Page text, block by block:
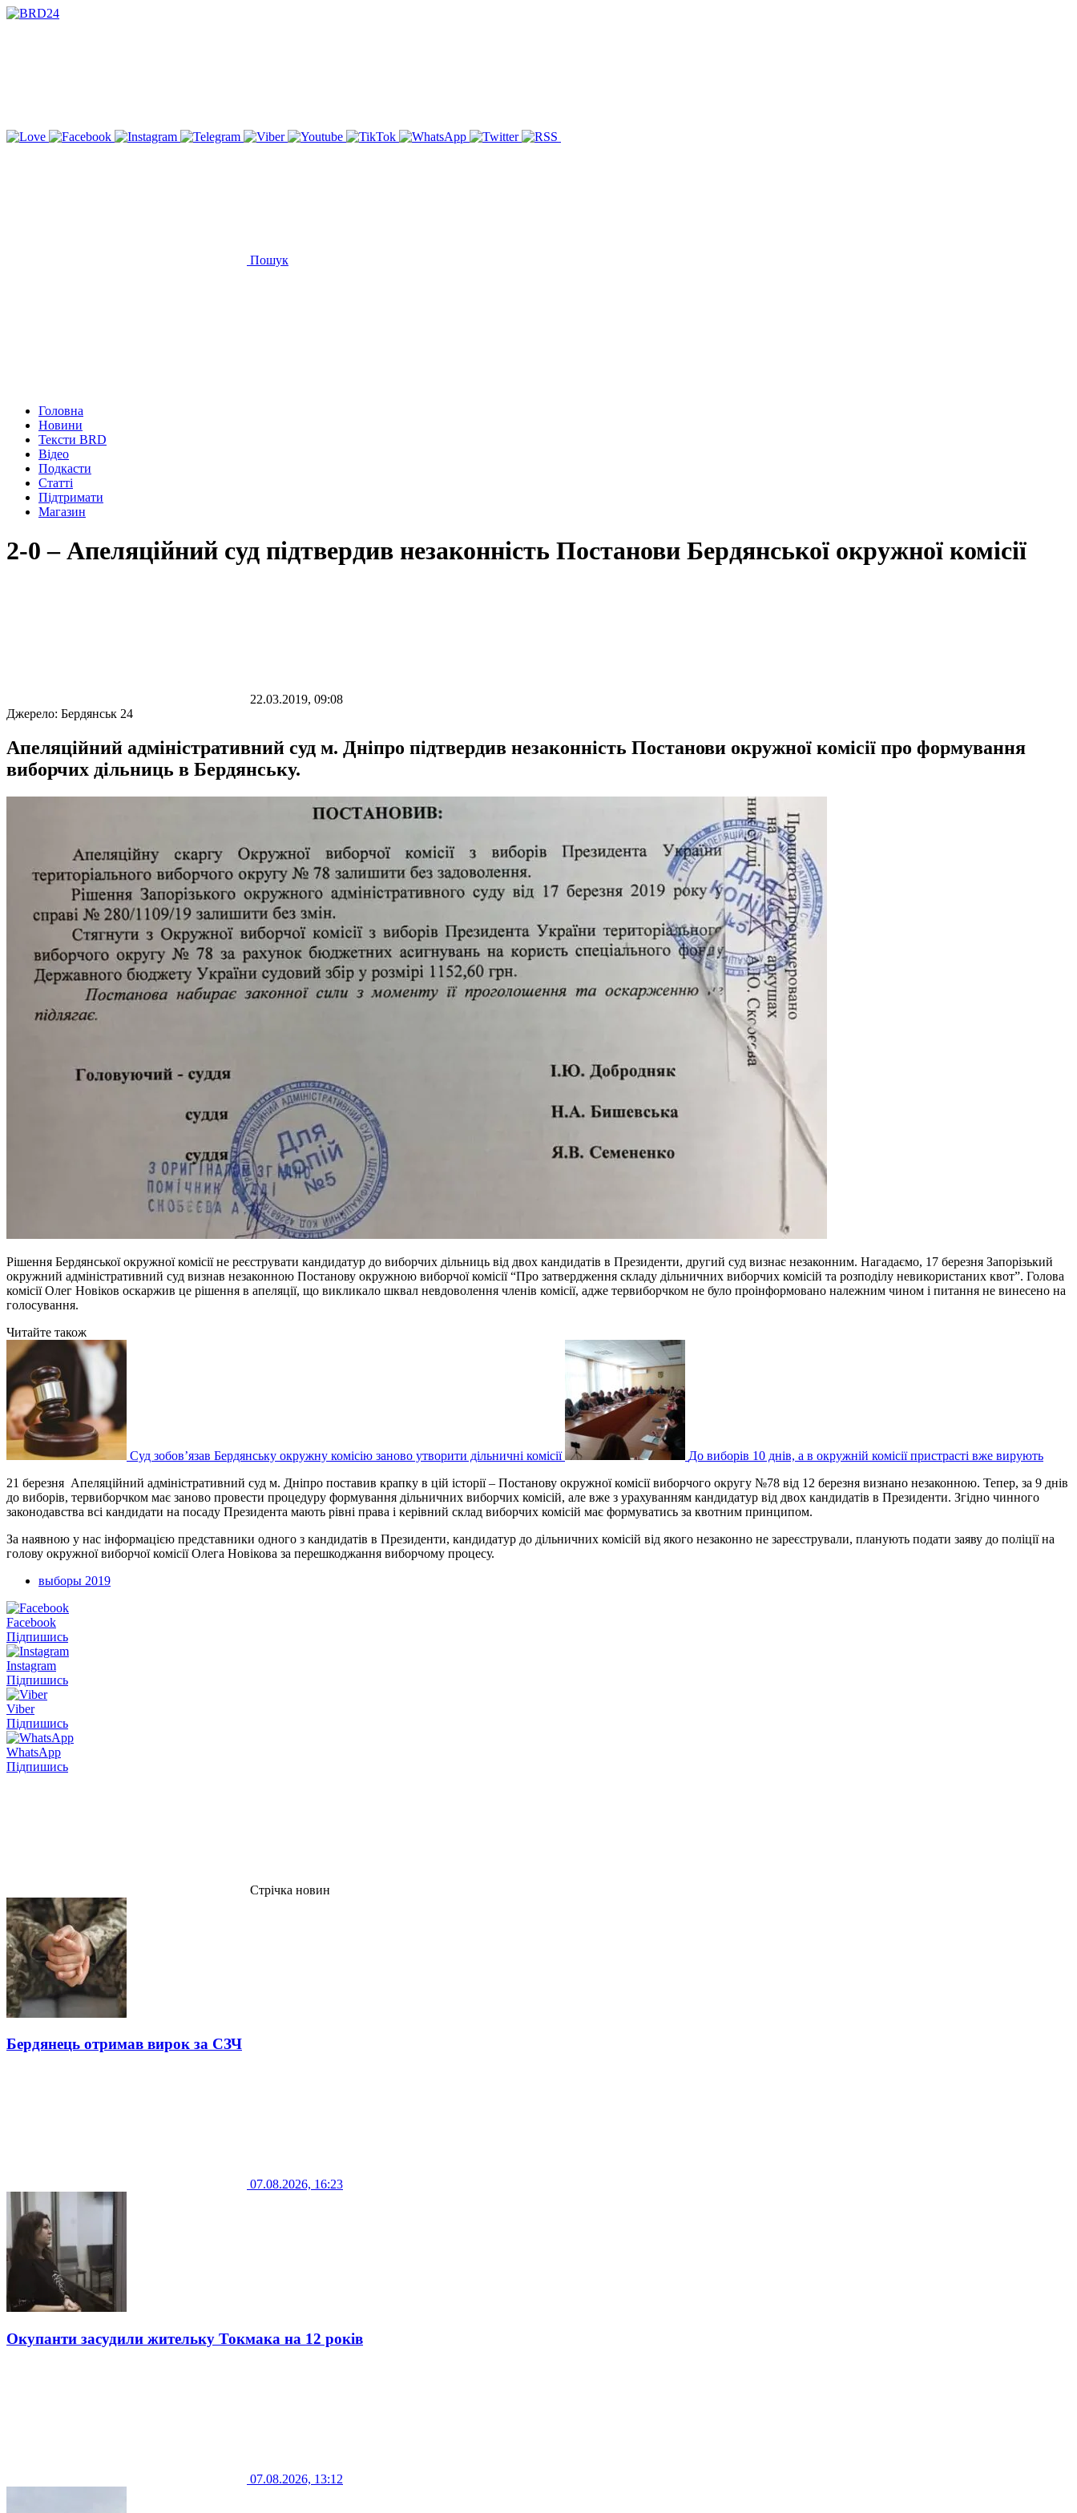
Пошук
Головна
Новини
Тексти BRD
Відео
Подкасти
Статті
Підтримати
Магазин
2-0 – Апеляційний суд підтвердив незаконність Постанови Бердянської окружної комісії
22.03.2019, 09:08
Джерело: Бердянськ 24
Апеляційний адміністративний суд м. Дніпро підтвердив незаконність Постанови окружної комісії про формування
виборчих дільниць в Бердянську.
Рішення Бердянської окружної комісії не реєструвати кандидатур до виборчих дільниць від двох кандидатів в Президенти, другий суд визнає незаконним. Нагадаємо, 17 березня Запорізький
окружний адміністративний суд визнав незаконною Постанову окружною виборчої комісії “Про затвердження складу дільничних виборчих комісій та розподілу невикористаних квот”. Голова
комісії Олег Новіков оскаржив це рішення в апеляції, що викликало шквал невдоволення членів комісії, адже тервиборчком не було проінформовано належним чином і питання не винесено на
голосування.
Читайте також
Суд зобов’язав Бердянську окружну комісію заново утворити дільничні комісії
До виборів 10 днів, а в окружній комісії пристрасті вже вирують
21 березня Апеляційний адміністративний суд м. Дніпро поставив крапку в цій історії – Постанову окружної комісії виборчого округу №78 від 12 березня визнано незаконною. Тепер, за 9 днів
до виборів, тервиборчком має заново провести процедуру формування дільничних виборчих комісій, але вже з урахуванням кандидатур від двох кандидатів в Президенти. Згідно чинного
законодавства всі кандидати на посаду Президента мають рівні права і керівний склад виборчих комісій має формуватись за квотним принципом.
За наявною у нас інформацією представники одного з кандидатів в Президенти, кандидатур до дільничних комісій від якого незаконно не зареєстрували, планують подати заяву до поліції на
голову окружної виборчої комісії Олега Новікова за перешкоджання виборчому процесу.
выборы 2019
Facebook
Підпишись
Instagram
Підпишись
Viber
Підпишись
WhatsApp
Підпишись
Стрічка новин
Бердянець отримав вирок за СЗЧ
07.08.2026, 16:23
Окупанти засудили жительку Токмака на 12 років
07.08.2026, 13:12